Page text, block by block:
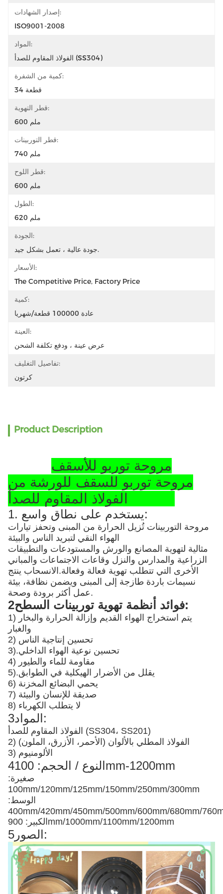
إصدار الشهادات:
ISO9001-2008
المواد:
الفولاذ المقاوم للصدأ (SS304)
كمية من الشفرة:
34 قطعة
قطر التهوية:
600 ملم
قطر التوربينات:
740 ملم
قطر اللوح:
600 ملم
الطول:
620 ملم
الجودة:
جودة عالية ، تعمل بشكل جيد.
الأسعار:
The Competitive Price, Factory Price
كمية:
عادة 100000 قطعة/شهريا
العينة:
عرض عينة ، ودفع تكلفة الشحن
تفاصيل التغليف:
كرتون
Product Description
مروحة توربو للأسقف
مروحة توربو للسقف للورشة من
1. يستخدم على نطاق واسع:
مروحة التوربينات تُزيل الحرارة من المبنى وتحفز تيارات
الهواء النقي لتبريد الناس والبيئة
مثالية لتهوية المصانع والورش والمستودعات والتطبيقات
الزراعية والمدارس والنزل وقاعات الاجتماعات والمباني
الأخرى التي تتطلب تهوية فعالة وفعالة.الانسحاب ينتج
نسيمات باردة طازجة إلى المبنى ويضمن نظافة، بيئة
عمل أكثر برودة وصحة.
2فوائد أنظمة تهوية توربينات السطح:
1) يتم استخراج الهواء القديم وإزالة الحرارة والبخار
والغبار
2) تحسين إنتاجية الناس
3).تحسين نوعية الهواء الداخلي
4) مقاومة للماء والطيور
5).يقلل من الأضرار الهيكلية في الطوابق
6) يحمي البضائع المخزنة
7) صديقة للإنسان والبيئة
8) لا يتطلب الكهرباء
3المواد:
الفولاذ المقاوم للصدأ (SS304، SS201)
2) الفولاذ المطلي بالألوان (الأحمر، الأزرق، الملون)
3) الألومنيوم
4النوع / الحجم: 100mm-1200mm
صغيرة:
100mm/120mm/125mm/150mm/250mm/300mm
الوسط:
400mm/420mm/450mm/500mm/600mm/680mm/
الكبير: 900mm/1000mm/1100mm/1200mm
5الصور: